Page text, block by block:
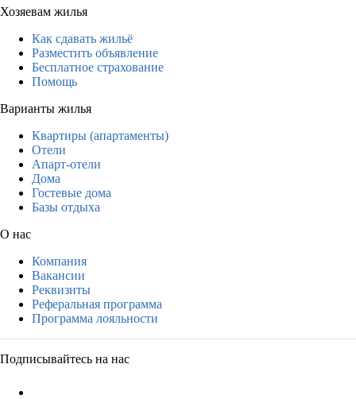
Хозяевам жилья
Как сдавать жильё
Разместить объявление
Бесплатное страхование
Помощь
Варианты жилья
Квартиры (апартаменты)
Отели
Апарт-отели
Дома
Гостевые дома
Базы отдыха
О нас
Компания
Вакансии
Реквизиты
Реферальная программа
Программа лояльности
Подписывайтесь на нас